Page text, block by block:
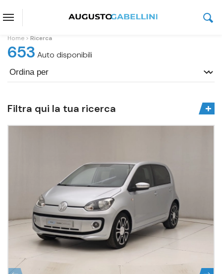
Home Ricerca
653 Auto disponibili
Filtra qui la tua ricerca